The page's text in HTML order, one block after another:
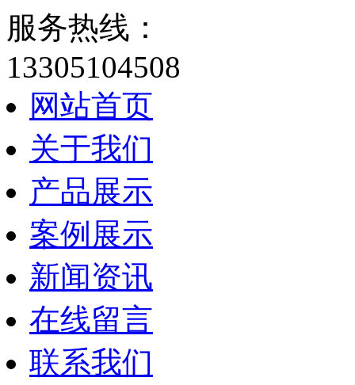
服务热线：
13305104508
网站首页
关于我们
产品展示
案例展示
新闻资讯
在线留言
联系我们